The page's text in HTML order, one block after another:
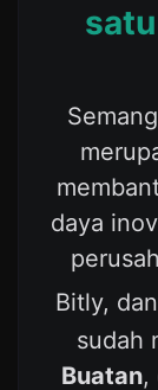
daya
Bitly,
sudah
Buatan,